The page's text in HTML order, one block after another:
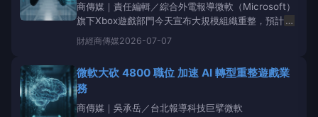
商傳媒｜責任編輯／綜合外電報導微軟（Microsoft）
旗下Xbox遊戲部門今天宣布大規模組織重整，預計裁
員
3,200人，並將部分遊戲工作室剝離，以因應其執行
長AshaSharma所稱「不健康的」利潤狀況與人工智
財經商傳媒2026-07-07
微軟大砍 4800 職位 加速 AI 轉型重整遊戲業
務
商傳媒｜吳承岳／台北報導科技巨擘微軟